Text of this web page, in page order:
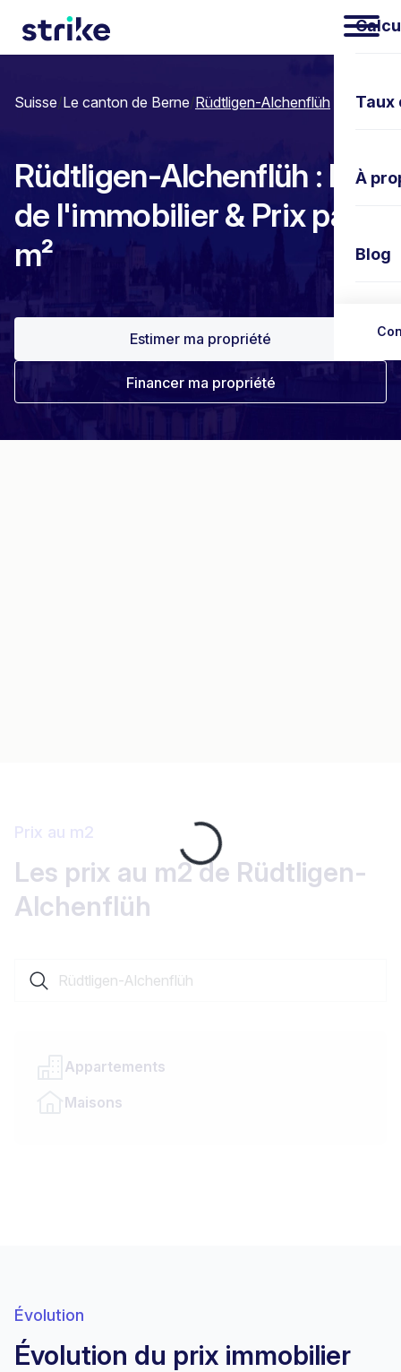
À
Blog
Suisse/Le canton de Berne/Rüdtligen-Alchenflüh
Rüdtligen-Alchenflüh : Prix
de l'immobilier & Prix par
m²
Estimer ma propriété
Financer ma propriété
Loading...
Prix au m2
Les prix au m2 de Rüdtligen-
Alchenflüh
Appartements
Maisons
Évolution
Évolution du prix immobilier